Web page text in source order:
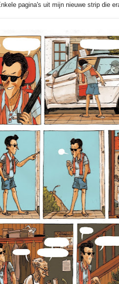
pagina's uit mijn nieuwe strip die